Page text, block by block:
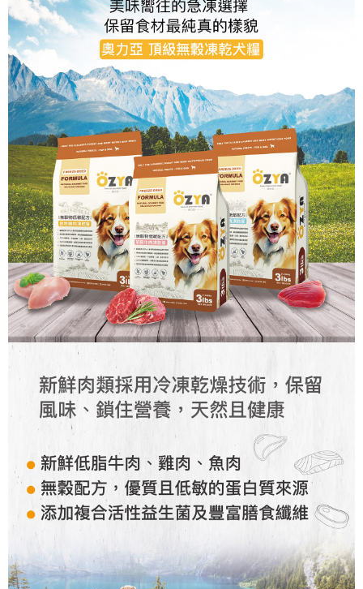
付款後7-11取貨
每筆NT$60，滿NT$1,000(含以上)免運費
宅配
每筆NT$90，滿NT$1,500(含以上)免運費
離島宅配(澎湖、金門、小琉球、綠島、馬祖、蘭嶼)
每筆NT$125，滿NT$2,000(含以上)免運費